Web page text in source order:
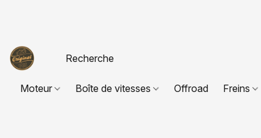
Moteur Boîte de vitesses Offroad Freins